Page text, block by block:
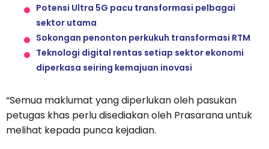
Potensi Ultra 5G pacu transformasi pelbagai
sektor utama
Sokongan penonton perkukuh transformasi RTM
Teknologi digital rentas setiap sektor ekonomi
diperkasa seiring kemajuan inovasi
“Semua maklumat yang diperlukan oleh pasukan
petugas khas perlu disediakan oleh Prasarana untuk
melihat kepada punca kejadian.